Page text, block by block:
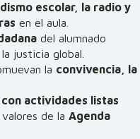
escolar, la radio y
en el aula.
del alumnado
justicia global.
la convivencia, la
actividades listas
valores de la Agenda